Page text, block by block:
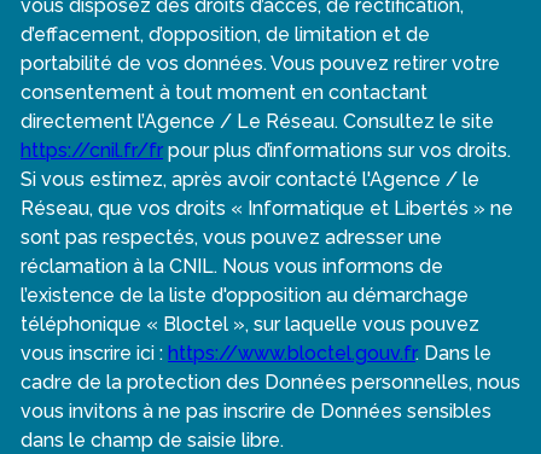
vous disposez des droits d’accès, de rectification,
d’effacement, d’opposition, de limitation et de
portabilité de vos données. Vous pouvez retirer votre
consentement à tout moment en contactant
directement l’Agence / Le Réseau. Consultez le site
https://cnil.fr/fr pour plus d’informations sur vos droits.
Si vous estimez, après avoir contacté l'Agence / le
Réseau, que vos droits « Informatique et Libertés » ne
sont pas respectés, vous pouvez adresser une
réclamation à la CNIL. Nous vous informons de
l’existence de la liste d'opposition au démarchage
téléphonique « Bloctel », sur laquelle vous pouvez
vous inscrire ici : https://www.bloctel.gouv.fr. Dans le
cadre de la protection des Données personnelles, nous
vous invitons à ne pas inscrire de Données sensibles
dans le champ de saisie libre.